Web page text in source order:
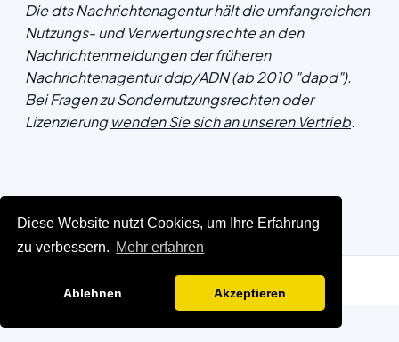
Diese Website nutzt Cookies, um Ihre Erfahrung
zu verbessern. Mehr erfahren
Ablehnen Akzeptieren
Die dts Nachrichtenagentur hält die umfangreichen
Nutzungs- und Verwertungsrechte an den
Nachrichtenmeldungen der früheren
Nachrichtenagentur ddp/ADN (ab 2010 "dapd").
Bei Fragen zu Sondernutzungsrechten oder
Lizenzierungwenden Sie sich an unseren Vertrieb.